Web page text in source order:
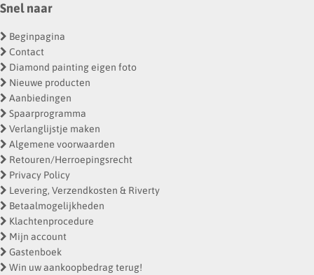
Snel naar
Beginpagina
Contact
Diamond painting eigen foto
Nieuwe producten
Aanbiedingen
Spaarprogramma
Verlanglijstje maken
Algemene voorwaarden
Retouren/Herroepingsrecht
Privacy Policy
Levering, Verzendkosten & Riverty
Betaalmogelijkheden
Klachtenprocedure
Mijn account
Gastenboek
Win uw aankoopbedrag terug!